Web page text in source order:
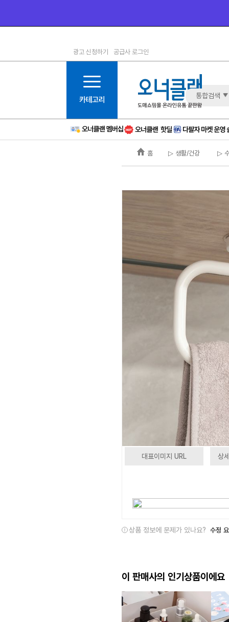
1등급
6등급
11등급
12등급
15등급
16등급
광고 신청하기 공급사 로그인
통합검색
홈 ▷ 생활/건강 ▷
대표이미지 URL 상
상품 정보에 문제가 있나요? 수정
이 판매사의 인기상품이에요